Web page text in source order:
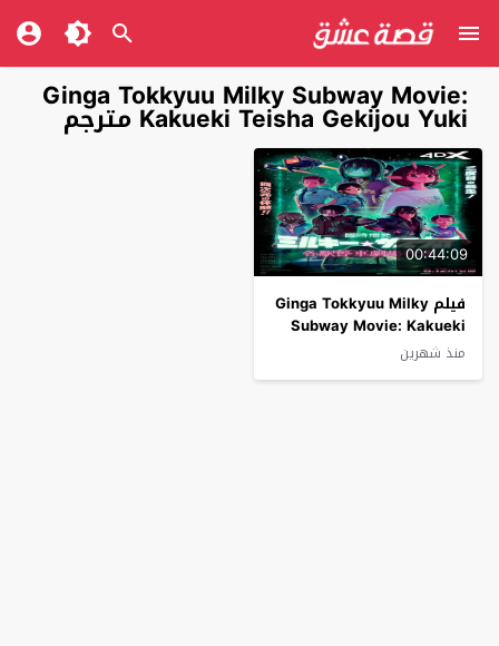
Ginga Tokkyuu Milky Subway Movie:
Kakueki Teisha Gekijou Yuki مترجم
00:44:09
فيلم Ginga Tokkyuu Milky
Subway Movie: Kakueki
Teisha Gekijou Yuki 2026
منذ شهرين